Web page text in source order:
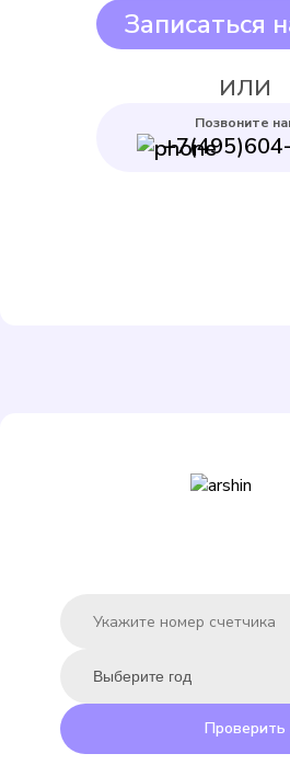
Записаться
ИЛИ
Позвоните
Проверить